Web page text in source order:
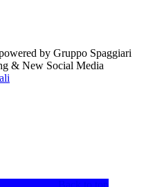
by Gruppo Spaggiari
& New Social Media